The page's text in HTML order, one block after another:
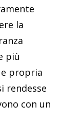
la
più
e propria
rendesse
con un